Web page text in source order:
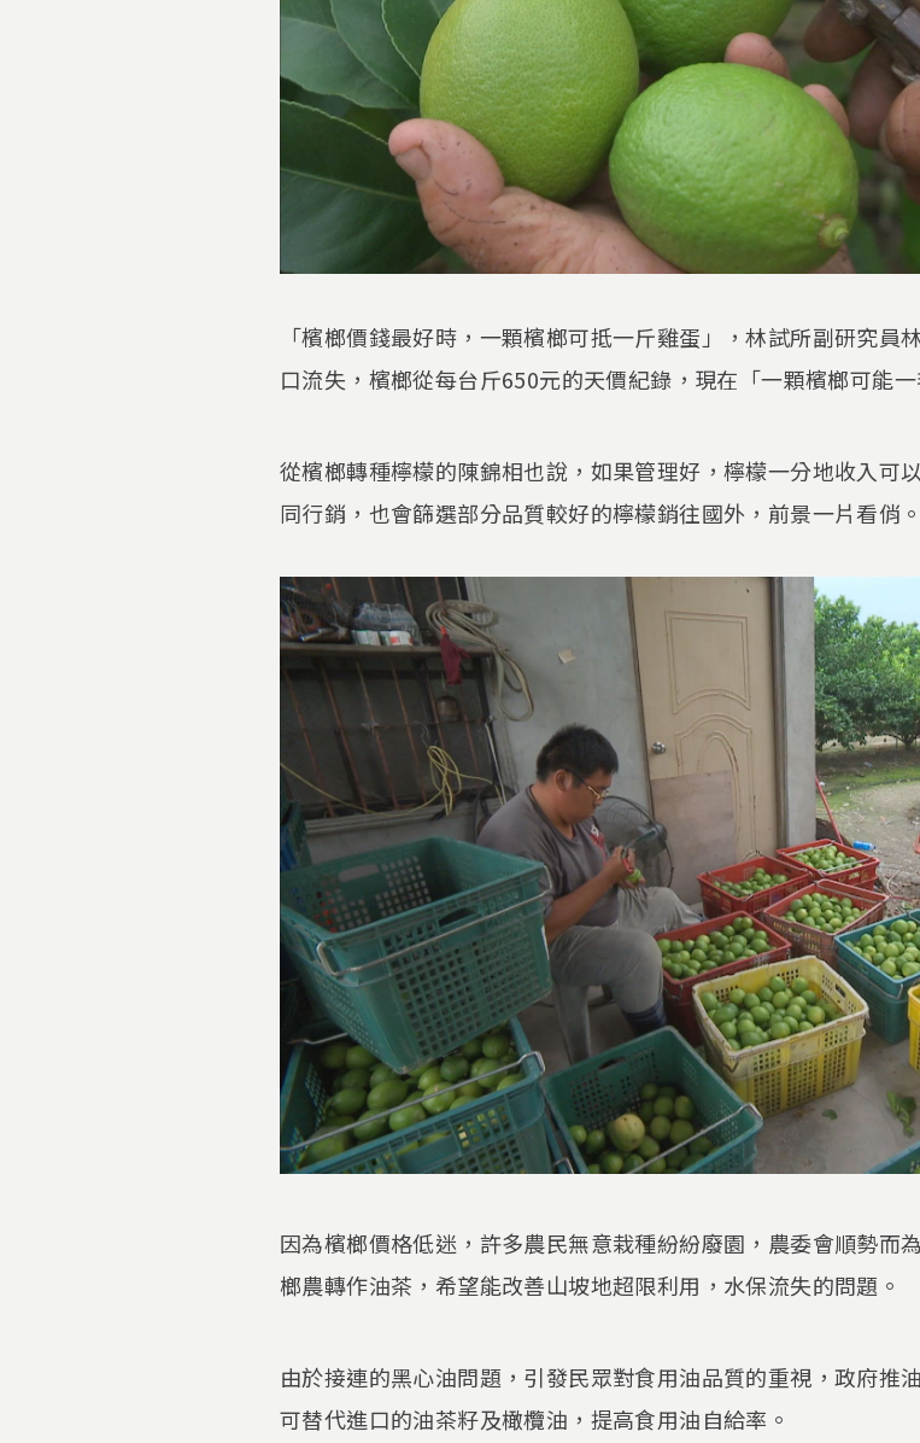
「檳榔價錢最好時，一顆檳榔可抵一斤雞蛋」，林試所副研究員
口流失，檳榔從每台斤650元的天價紀錄，現在「一顆檳榔可能一
從檳榔轉種檸檬的陳錦相也說，如果管理好，檸檬一分地收入可
同行銷，也會篩選部分品質較好的檸檬銷往國外，前景一片看俏。
因為檳榔價格低迷，許多農民無意栽種紛紛廢園，農委會順勢而
榔農轉作油茶，希望能改善山坡地超限利用，水保流失的問題。
由於接連的黑心油問題，引發民眾對食用油品質的重視，政府推
可替代進口的油茶籽及橄欖油，提高食用油自給率。